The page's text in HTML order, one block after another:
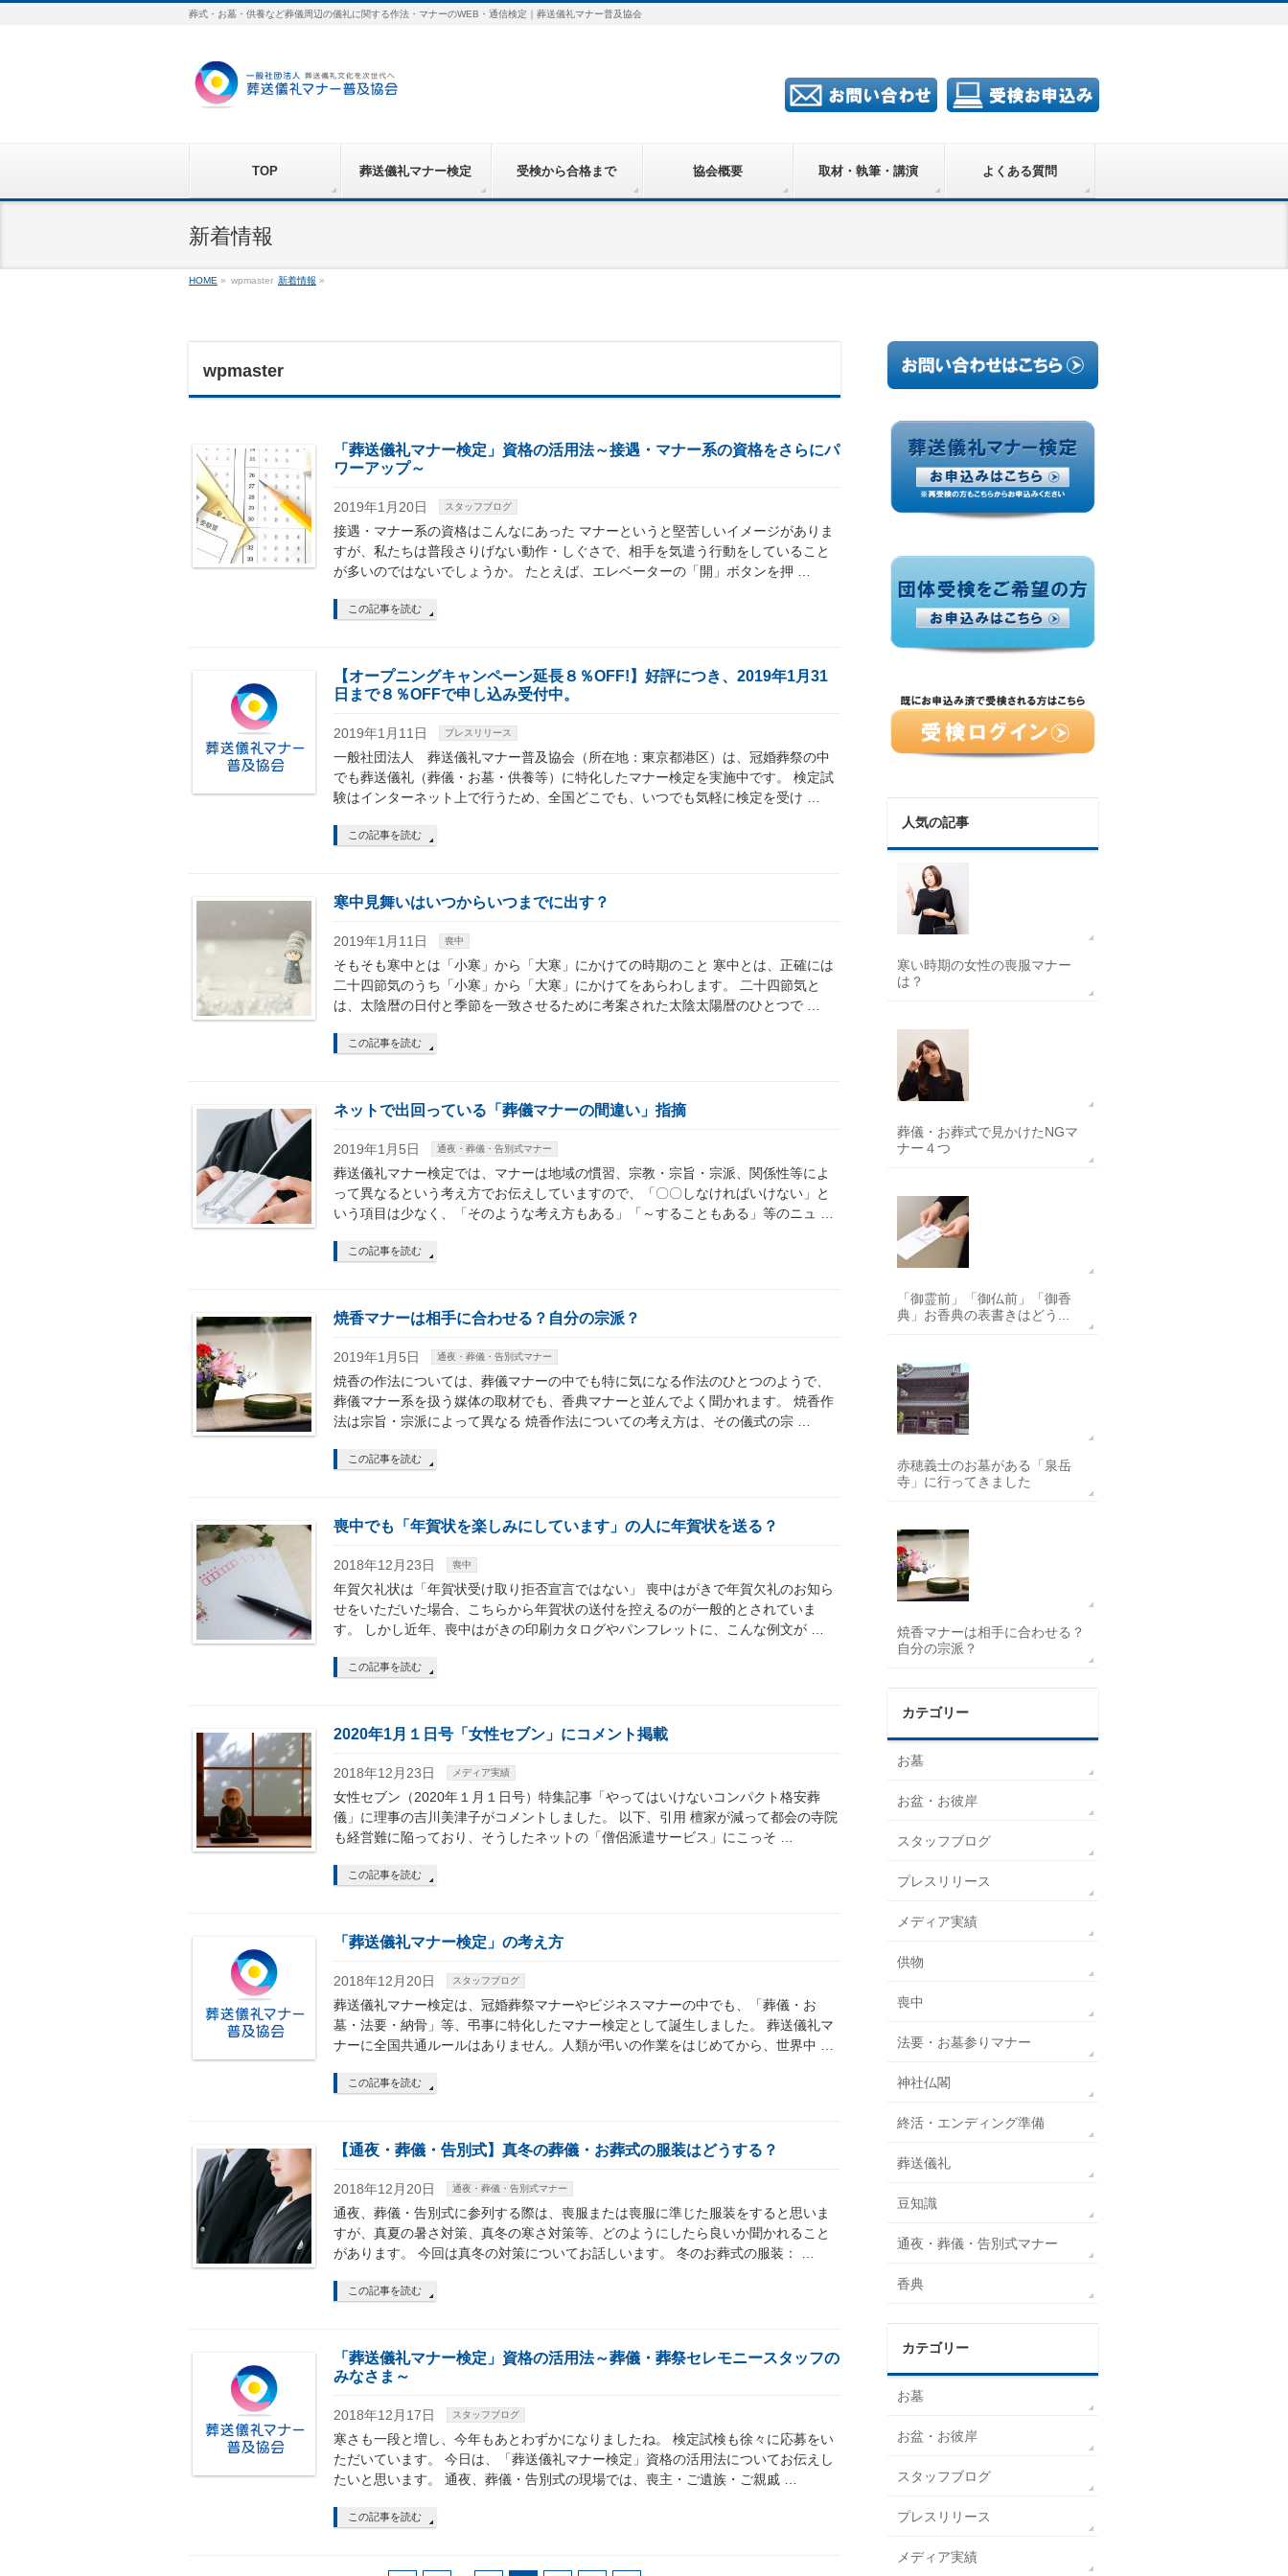
葬式・お墓・供養など葬儀周辺の儀礼に関する作法・マナーのWEB・通信検定｜葬送儀礼マナー普及協会
TOP 葬送儀礼マナー検定 受検から合格まで 協会概要 取材・執筆・講演 よくある質問
新着情報
HOME » wpmaster 新着情報 »
wpmaster
「葬送儀礼マナー検定」資格の活用法～接遇・マナー系の資格をさらにパ
ワーアップ～
2019年1月20日 スタッフブログ
接遇・マナー系の資格はこんなにあった マナーというと堅苦しいイメージがありま
すが、私たちは普段さりげない動作・しぐさで、相手を気遣う行動をしていること
が多いのではないでしょうか。 たとえば、エレベーターの「開」ボタンを押 …
この記事を読む
【オープニングキャンペーン延長８％OFF!】好評につき、2019年1月31
日まで８％OFFで申し込み受付中。
2019年1月11日 プレスリリース
一般社団法人 葬送儀礼マナー普及協会（所在地：東京都港区）は、冠婚葬祭の中
でも葬送儀礼（葬儀・お墓・供養等）に特化したマナー検定を実施中です。 検定試
験はインターネット上で行うため、全国どこでも、いつでも気軽に検定を受け …
この記事を読む
寒中見舞いはいつからいつまでに出す？
2019年1月11日 喪中
そもそも寒中とは「小寒」から「大寒」にかけての時期のこと 寒中とは、正確には
二十四節気のうち「小寒」から「大寒」にかけてをあらわします。 二十四節気と
は、太陰暦の日付と季節を一致させるために考案された太陰太陽暦のひとつで …
この記事を読む
ネットで出回っている「葬儀マナーの間違い」指摘
2019年1月5日 通夜・葬儀・告別式マナー
葬送儀礼マナー検定では、マナーは地域の慣習、宗教・宗旨・宗派、関係性等によ
って異なるという考え方でお伝えしていますので、「〇〇しなければいけない」と
いう項目は少なく、「そのような考え方もある」「～することもある」等のニュ …
この記事を読む
焼香マナーは相手に合わせる？自分の宗派？
2019年1月5日 通夜・葬儀・告別式マナー
焼香の作法については、葬儀マナーの中でも特に気になる作法のひとつのようで、
葬儀マナー系を扱う媒体の取材でも、香典マナーと並んでよく聞かれます。 焼香作
法は宗旨・宗派によって異なる 焼香作法についての考え方は、その儀式の宗 …
この記事を読む
喪中でも「年賀状を楽しみにしています」の人に年賀状を送る？
2018年12月23日 喪中
年賀欠礼状は「年賀状受け取り拒否宣言ではない」 喪中はがきで年賀欠礼のお知ら
せをいただいた場合、こちらから年賀状の送付を控えるのが一般的とされていま
す。 しかし近年、喪中はがきの印刷カタログやパンフレットに、こんな例文が …
この記事を読む
2020年1月１日号「女性セブン」にコメント掲載
2018年12月23日 メディア実績
女性セブン（2020年１月１日号）特集記事「やってはいけないコンパクト格安葬
儀」に理事の吉川美津子がコメントしました。 以下、引用 檀家が減って都会の寺院
も経営難に陥っており、そうしたネットの「僧侶派遣サービス」にこっそ …
この記事を読む
「葬送儀礼マナー検定」の考え方
2018年12月20日 スタッフブログ
葬送儀礼マナー検定は、冠婚葬祭マナーやビジネスマナーの中でも、「葬儀・お
墓・法要・納骨」等、弔事に特化したマナー検定として誕生しました。 葬送儀礼マ
ナーに全国共通ルールはありません。人類が弔いの作業をはじめてから、世界中 …
この記事を読む
【通夜・葬儀・告別式】真冬の葬儀・お葬式の服装はどうする？
2018年12月20日 通夜・葬儀・告別式マナー
通夜、葬儀・告別式に参列する際は、喪服または喪服に準じた服装をすると思いま
すが、真夏の暑さ対策、真冬の寒さ対策等、どのようにしたら良いか聞かれること
があります。 今回は真冬の対策についてお話しいます。 冬のお葬式の服装： …
この記事を読む
「葬送儀礼マナー検定」資格の活用法～葬儀・葬祭セレモニースタッフの
みなさま～
2018年12月17日 スタッフブログ
寒さも一段と増し、今年もあとわずかになりましたね。 検定試検も徐々に応募をい
ただいています。 今日は、「葬送儀礼マナー検定」資格の活用法についてお伝えし
たいと思います。 通夜、葬儀・告別式の現場では、喪主・ご遺族・ご親戚 …
この記事を読む
人気の記事
寒い時期の女性の喪服マナー
は？
葬儀・お葬式で見かけたNGマ
ナー４つ
「御霊前」「御仏前」「御香
典」お香典の表書きはどう...
赤穂義士のお墓がある「泉岳
寺」に行ってきました
焼香マナーは相手に合わせる？
自分の宗派？
カテゴリー
お墓
お盆・お彼岸
スタッフブログ
プレスリリース
メディア実績
供物
喪中
法要・お墓参りマナー
神社仏閣
終活・エンディング準備
葬送儀礼
豆知識
通夜・葬儀・告別式マナー
香典
カテゴリー
お墓
お盆・お彼岸
スタッフブログ
プレスリリース
メディア実績